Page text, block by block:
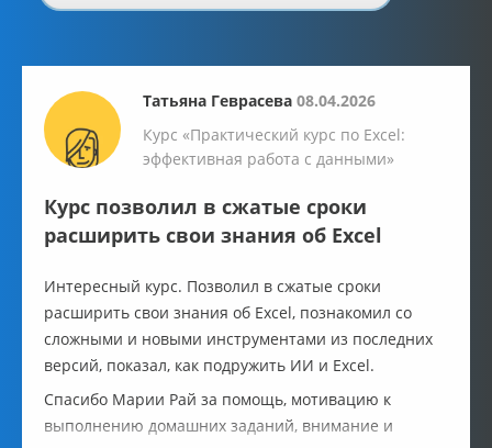
Татьяна Геврасева 08.04.2026
Курс «Практический курс по Excel:
эффективная работа с данными»
Курс позволил в сжатые сроки
расширить свои знания об Excel
Интересный курс. Позволил в сжатые сроки
расширить свои знания об Excel, познакомил со
сложными и новыми инструментами из последних
версий, показал, как подружить ИИ и Excel.
Спасибо Марии Рай за помощь, мотивацию к
выполнению домашних заданий, внимание и